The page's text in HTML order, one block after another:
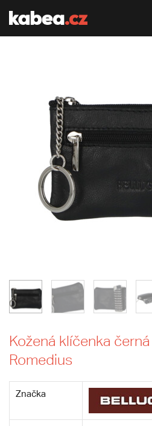
Kožená klíčenka
Romedius
Značka